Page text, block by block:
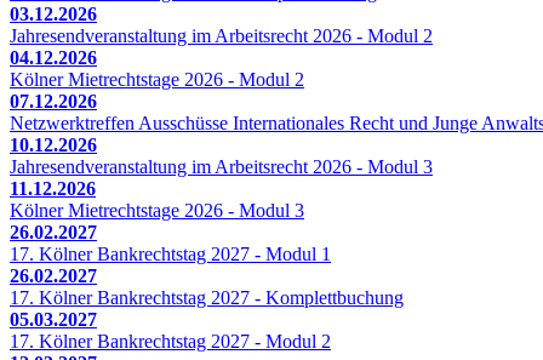
03.12.2026
Jahresendveranstaltung im Arbeitsrecht 2026 - Modul 2
04.12.2026
Kölner Mietrechtstage 2026 - Modul 2
07.12.2026
Netzwerktreffen Ausschüsse Internationales Recht und Junge
10.12.2026
Jahresendveranstaltung im Arbeitsrecht 2026 - Modul 3
11.12.2026
Kölner Mietrechtstage 2026 - Modul 3
26.02.2027
17. Kölner Bankrechtstag 2027 - Modul 1
26.02.2027
17. Kölner Bankrechtstag 2027 - Komplettbuchung
05.03.2027
17. Kölner Bankrechtstag 2027 - Modul 2